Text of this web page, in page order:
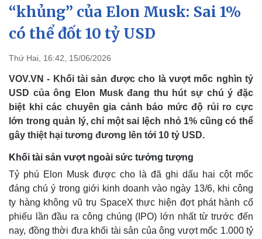
Đảng
Tổ chức nhân sự
Quốc hội
Tin 24h
Dự báo thời tiết
Giáo dục
“khủng” của Elon Musk: Sai 1%
có thể đốt 10 tỷ USD
Thứ Hai, 16:42, 15/06/2026
VOV.VN - Khối tài sản được cho là vượt mốc nghìn tỷ
USD của ông Elon Musk đang thu hút sự chú ý đặc
biệt khi các chuyên gia cảnh báo mức độ rủi ro cực
lớn trong quản lý, chỉ một sai lệch nhỏ 1% cũng có thể
gây thiệt hại tương đương lên tới 10 tỷ USD.
Khối tài sản vượt ngoài sức tưởng tượng
Tỷ phú Elon Musk được cho là đã ghi dấu hai cột mốc
đáng chú ý trong giới kinh doanh vào ngày 13/6, khi công
ty hàng không vũ trụ SpaceX thực hiện đợt phát hành cổ
phiếu lần đầu ra công chúng (IPO) lớn nhất từ trước đến
nay, đồng thời đưa khối tài sản của ông vượt mốc 1.000 tỷ